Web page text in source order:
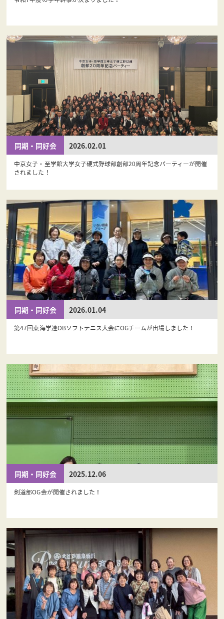
同期・同好会 2026.02.01
中京女子・至学館大学女子硬式野球部創部20周年記念パーティーが開催
されました！
同期・同好会 2026.01.04
第47回東海学連OBソフトテニス大会にOGチームが出場しました！
同期・同好会 2025.12.06
剣道部OG会が開催されました！